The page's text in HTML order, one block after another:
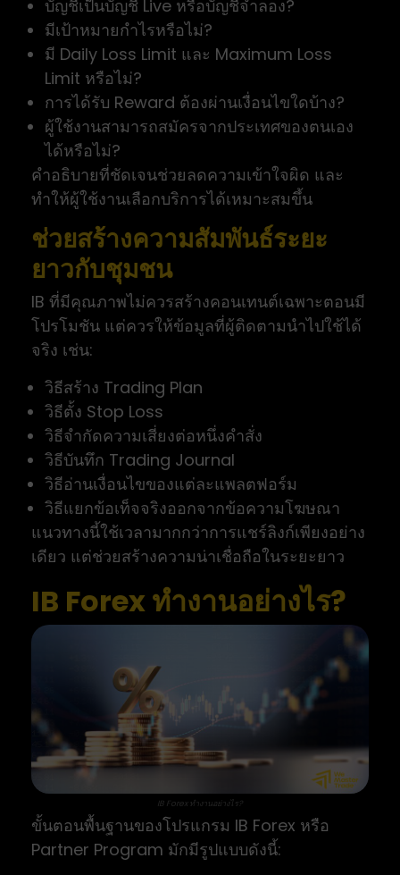
บัญชีเป็นบัญชี Live หรือบัญชีจำลอง?
มีเป้าหมายกำไรหรือไม่?
มี Daily Loss Limit และ Maximum Loss
Limit หรือไม่?
การได้รับ Reward ต้องผ่านเงื่อนไขใดบ้าง?
ผู้ใช้งานสามารถสมัครจากประเทศของตนเอง
ได้หรือไม่?
คำอธิบายที่ชัดเจนช่วยลดความเข้าใจผิด และ
ทำให้ผู้ใช้งานเลือกบริการได้เหมาะสมขึ้น
ช่วยสร้างความสัมพันธ์ระยะ
ยาวกับชุมชน
IB ที่มีคุณภาพไม่ควรสร้างคอนเทนต์เฉพาะตอนมี
โปรโมชัน แต่ควรให้ข้อมูลที่ผู้ติดตามนำไปใช้ได้
จริง เช่น:
วิธีสร้าง Trading Plan
วิธีตั้ง Stop Loss
วิธีจำกัดความเสี่ยงต่อหนึ่งคำสั่ง
วิธีบันทึก Trading Journal
วิธีอ่านเงื่อนไขของแต่ละแพลตฟอร์ม
วิธีแยกข้อเท็จจริงออกจากข้อความโฆษณา
แนวทางนี้ใช้เวลามากกว่าการแชร์ลิงก์เพียงอย่าง
เดียว แต่ช่วยสร้างความน่าเชื่อถือในระยะยาว
IB Forex ทำงานอย่างไร?
IB Forex ทำงานอย่างไร?
ขั้นตอนพื้นฐานของโปรแกรม IB Forex หรือ
Partner Program มักมีรูปแบบดังนี้: